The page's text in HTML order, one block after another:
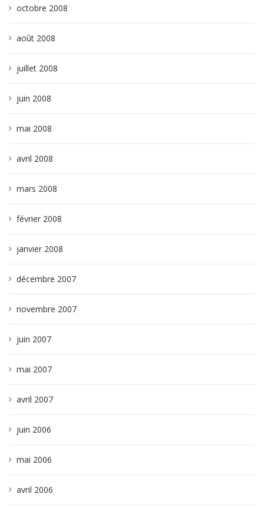
octobre 2008
août 2008
juillet 2008
juin 2008
mai 2008
avril 2008
mars 2008
février 2008
janvier 2008
décembre 2007
novembre 2007
juin 2007
mai 2007
avril 2007
juin 2006
mai 2006
avril 2006